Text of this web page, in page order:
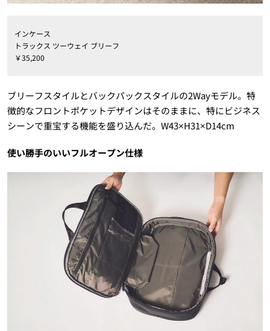
インケース
トラックス ツーウェイ ブリーフ
￥35,200
ブリーフスタイルとバックパックスタイルの2Wayモデル。特
徴的なフロントポケットデザインはそのままに、特にビジネス
シーンで重宝する機能を盛り込んだ。W43×H31×D14cm
使い勝手のいいフルオープン仕様